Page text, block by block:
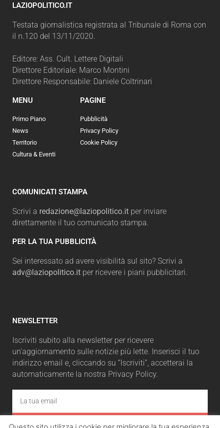
LAZIOPOLITICO.IT
Testata giornalistica registrata al Tribunale di Roma con
il n.120 del 13/11/2020.
Editore: Ass. Cult. Lettere Digitali
Direttore Editoriale: Marco Montini
Direttore Responsabile: Daniele Coltrinari
MENU
Primo Piano
News
Territorio
Cultura & Eventi
PAGINE
Pubblicità
Privacy Policy
Cookie Policy
COMUNICATI STAMPA
Scrivi a redazione@laziopolitico.it per inviare
direttamente il tuo comunicato stampa.
PER LA TUA PUBBLICITÀ
Sei interessato ad avere visibilità sul sito? Scrivi a
adv@laziopolitico.it per ricevere i piani pubblicitari.
NEWSLETTER
Iscriviti subito alla newsletter per ricevere
un'aggiornamento sulle notizie più lette. Inserisci il tuo
indirizzo email e, cliccando su “Iscriviti”, accetterai la
automaticamente la nostra Privacy Policy.
ISCRIVITI